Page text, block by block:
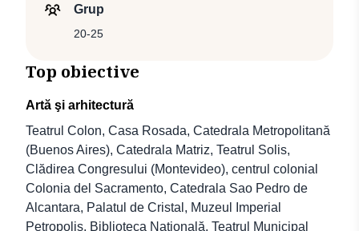
Grup
20-25
Top obiective
Artă şi arhitectură
Teatrul Colon, Casa Rosada, Catedrala Metropolitană
(Buenos Aires), Catedrala Matriz, Teatrul Solis,
Clădirea Congresului (Montevideo), centrul colonial
Colonia del Sacramento, Catedrala Sao Pedro de
Alcantara, Palatul de Cristal, Muzeul Imperial
Petropolis, Biblioteca Națională, Teatrul Municipal